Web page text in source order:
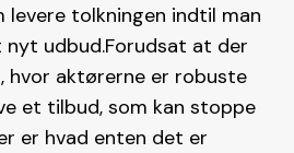
levere tolkningen indtil man
udbud.Forudsat at der
hvor aktørerne er robuste
et tilbud, som kan stoppe
er hvad enten det er